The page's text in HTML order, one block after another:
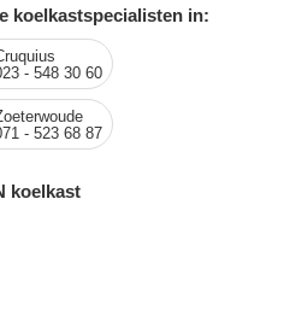
koelkastspecialisten in:
- 548 30 60
- 523 68 87
koelkast